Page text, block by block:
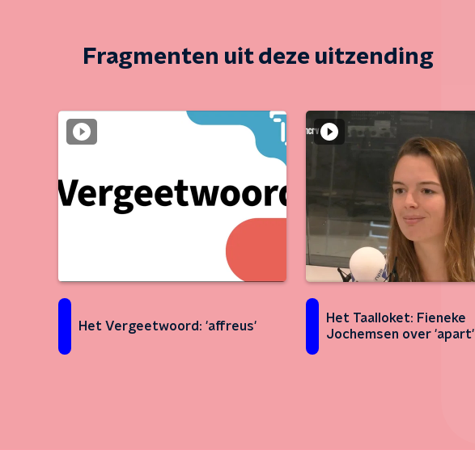
Fragmenten uit deze uitzending
Het Vergeetwoord: 'affreus'
Het Taalloket: Fieneke
Jochemsen over 'apart'